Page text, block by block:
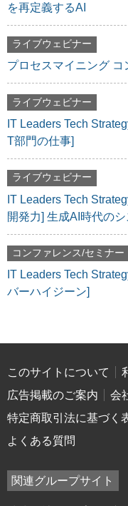
を再定義するAI
ライブウェビナー
プロセスマイニング
ライブウェビナー
IT Leaders Tech
T部門の仕事]
ライブウェビナー
IT Leaders Tech
開発力] 生成AI時代の
コンファレンス/セミナー
IT Leaders Tech
バーハイジーン]
このサイトについて
広告掲載のご案内
会
特定商取引法に基づく
よくある質問
関連グループサイト